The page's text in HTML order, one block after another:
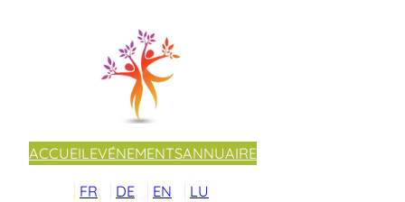
ACCUEILEVÉNEMENTSANNUAIRE
FR DE EN LU